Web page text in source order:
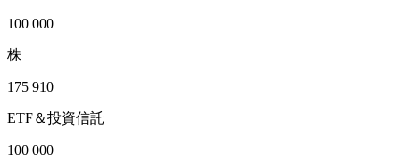
100 000
株
175 910
ETF＆投資信託
100 000